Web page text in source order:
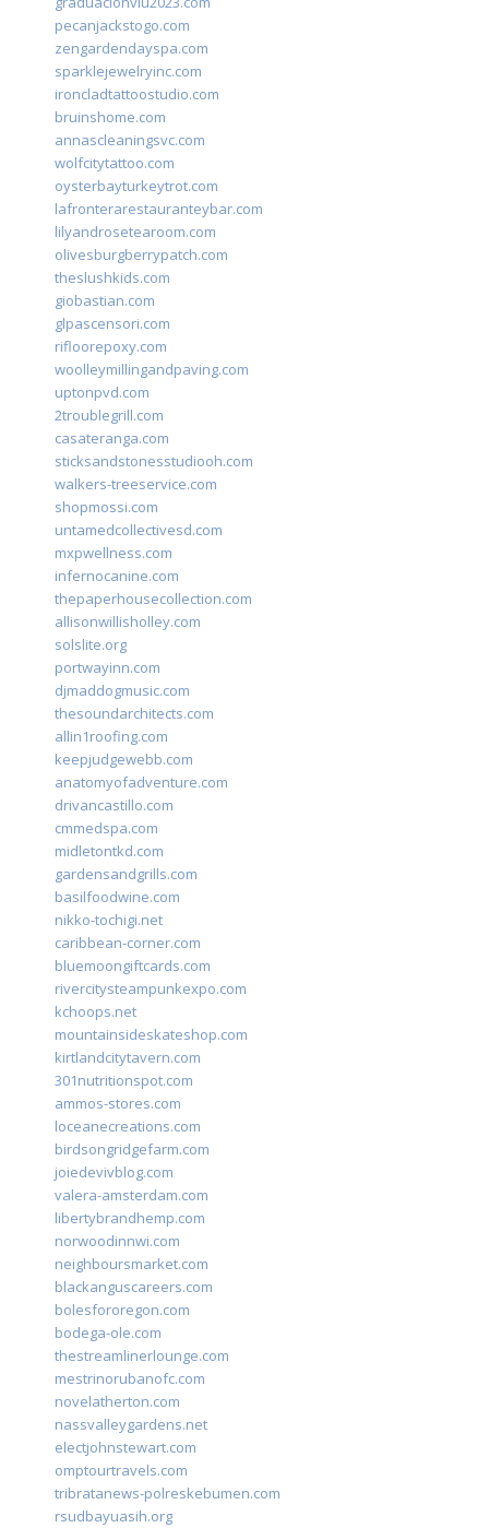
pecanjackstogo.com
zengardendayspa.com
sparklejewelryinc.com
ironcladtattoostudio.com
bruinshome.com
annascleaningsvc.com
wolfcitytattoo.com
oysterbayturkeytrot.com
lafronterarestauranteybar.com
lilyandrosetearoom.com
olivesburgberrypatch.com
theslushkids.com
giobastian.com
glpascensori.com
rifloorepoxy.com
woolleymillingandpaving.com
uptonpvd.com
2troublegrill.com
casateranga.com
sticksandstonesstudiooh.com
walkers-treeservice.com
shopmossi.com
untamedcollectivesd.com
mxpwellness.com
infernocanine.com
thepaperhousecollection.com
allisonwillisholley.com
solslite.org
portwayinn.com
djmaddogmusic.com
thesoundarchitects.com
allin1roofing.com
keepjudgewebb.com
anatomyofadventure.com
drivancastillo.com
cmmedspa.com
midletontkd.com
gardensandgrills.com
basilfoodwine.com
nikko-tochigi.net
caribbean-corner.com
bluemoongiftcards.com
rivercitysteampunkexpo.com
kchoops.net
mountainsideskateshop.com
kirtlandcitytavern.com
301nutritionspot.com
ammos-stores.com
loceanecreations.com
birdsongridgefarm.com
joiedevivblog.com
valera-amsterdam.com
libertybrandhemp.com
norwoodinnwi.com
neighboursmarket.com
blackanguscareers.com
bolesfororegon.com
bodega-ole.com
thestreamlinerlounge.com
mestrinorubanofc.com
novelatherton.com
nassvalleygardens.net
electjohnstewart.com
omptourtravels.com
tribratanews-polreskebumen.com
rsudbayuasih.org